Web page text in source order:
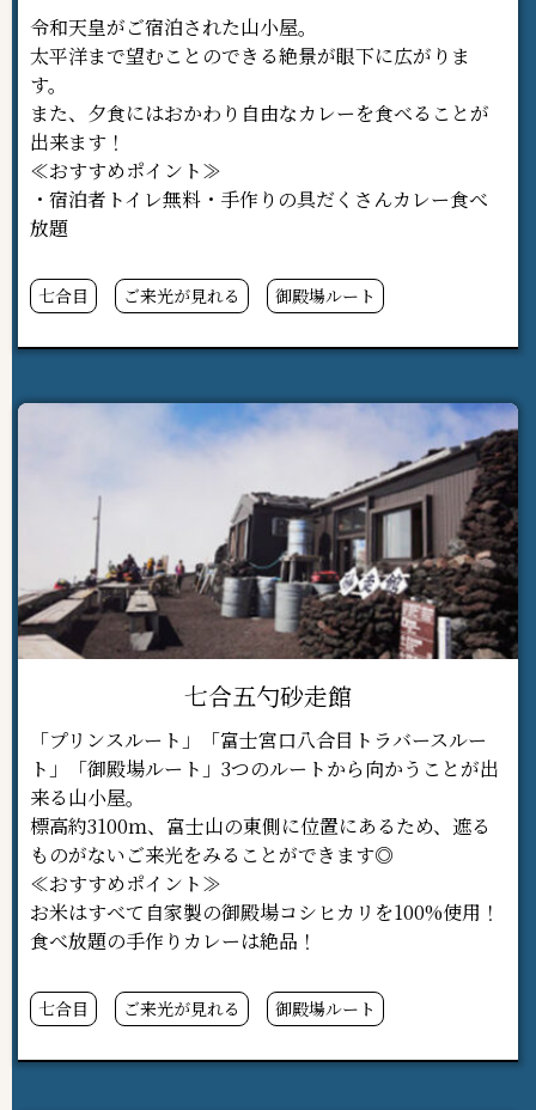
令和天皇がご宿泊された山小屋。
太平洋まで望むことのできる絶景が眼下に広がりま
す。
また、夕食にはおかわり自由なカレーを食べることが
出来ます！
≪おすすめポイント≫
・宿泊者トイレ無料・手作りの具だくさんカレー食べ
放題
七合目 ご来光が見れる 御殿場ルート
七合五勺砂走館
「プリンスルート」「富士宮口八合目トラバースルー
ト」「御殿場ルート」3つのルートから向かうことが出
来る山小屋。
標高約3100ｍ、富士山の東側に位置にあるため、遮る
ものがないご来光をみることができます◎
≪おすすめポイント≫
お米はすべて自家製の御殿場コシヒカリを100%使用！
食べ放題の手作りカレーは絶品！
七合目 ご来光が見れる 御殿場ルート